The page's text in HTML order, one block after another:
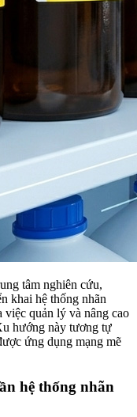
tâm nghiên cứu,
khai hệ thống nhãn
việc quản lý và nâng cao
hướng này tương tự
ứng dụng mạng mẽ
hệ thống nhãn